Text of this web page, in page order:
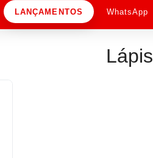
LANÇAMENTOS WhatsApp
Lápis